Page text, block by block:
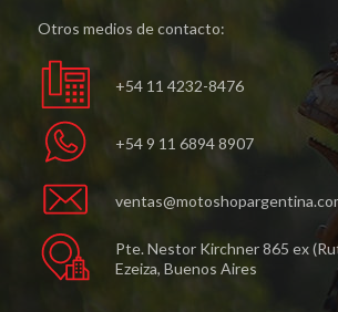
Otros medios de contacto:
+54 11 4232-8476
+54 9 11 6894 8907
Pte. Nestor Kirchner 865 ex
Ezeiza, Buenos Aires